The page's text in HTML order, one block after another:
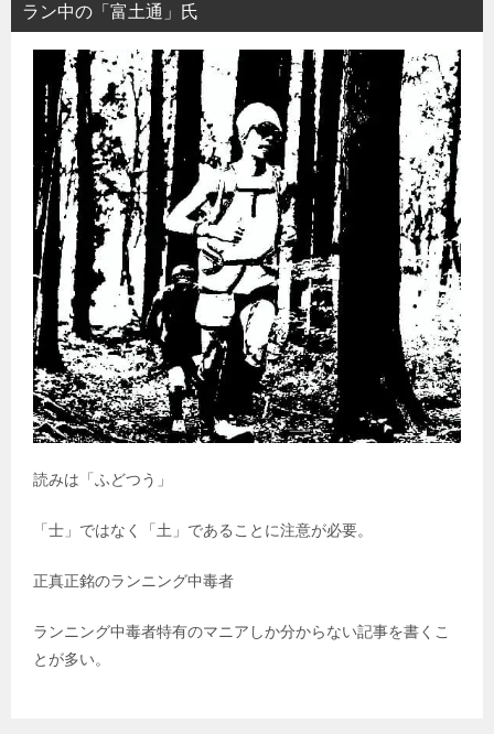
ラン中の「富土通」氏
読みは「ふどつう」
「士」ではなく「土」であることに注意が必要。
正真正銘のランニング中毒者
ランニング中毒者特有のマニアしか分からない記事を書くこ
とが多い。